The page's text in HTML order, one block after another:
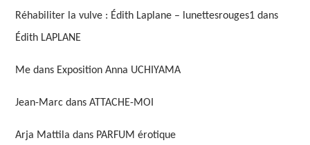
Réhabiliter la vulve : Édith Laplane – lunettesrouges1 dans
Édith LAPLANE
Me dans Exposition Anna UCHIYAMA
Jean-Marc dans ATTACHE-MOI
Arja Mattila dans PARFUM érotique